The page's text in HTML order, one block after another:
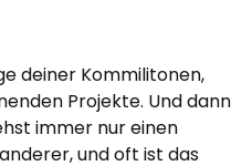
deiner Kommilitonen,
Projekte. Und dann
immer nur einen
und oft ist das